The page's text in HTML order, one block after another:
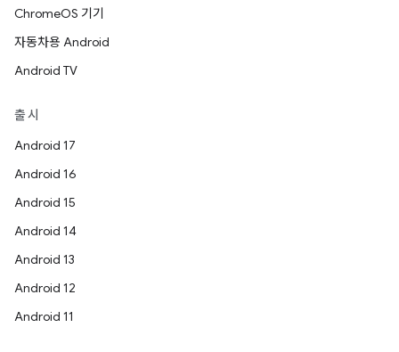
ChromeOS 기기
자동차용 Android
Android TV
출시
Android 17
Android 16
Android 15
Android 14
Android 13
Android 12
Android 11